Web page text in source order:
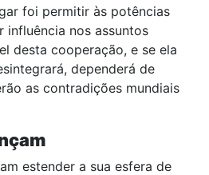
foi permitir às potências
influência nos assuntos
desta cooperação, e se ela
dependerá de
as contradições mundiais
estender a sua esfera de